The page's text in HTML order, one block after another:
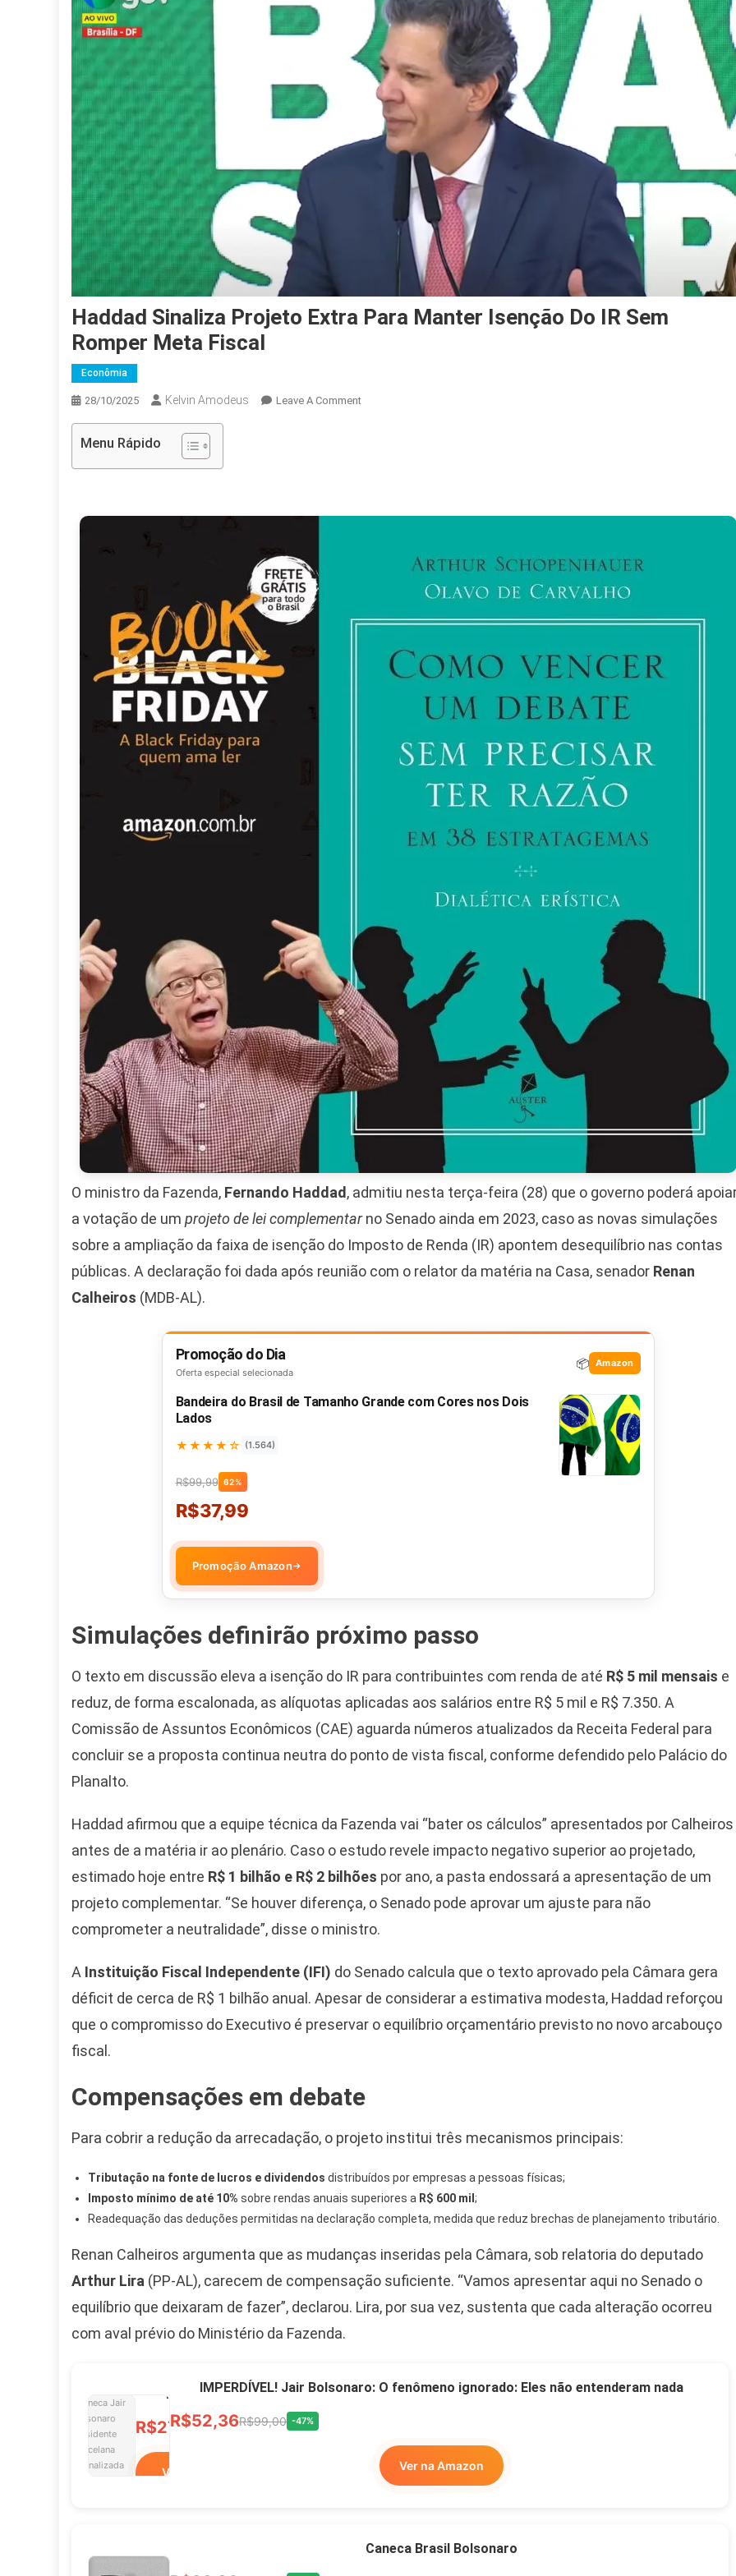
Haddad Sinaliza Projeto Extra Para Manter Isenção Do IR Sem
Romper Meta Fiscal
Econômia
28/10/2025 Kelvin Amodeus Leave A CommentOn
Manter
Meta
Menu Rápido
O ministro da Fazenda, Fernando Haddad , admitiu nesta terça-feira (28) que o governo poderá
a votação de um projeto de lei complementarno Senado ainda em 2023, caso as novas simulações
sobre a ampliação da faixa de isenção do Imposto de Renda (IR) apontem desequilíbrio nas contas
públicas. A declaração foi dada após reunião com o relator da matéria na Casa, senador Renan
Calheiros (MDB-AL).
Promoção do Dia
Oferta especial selecionada
📦 Amazon
Bandeira do Brasil de Tamanho Grande com Cores nos Dois
Lados
★★★★☆ (1.564)
R$99,99 62%
R$37,99
Promoção Amazon→
Simulações definirão próximo passo
O texto em discussão eleva a isenção do IR para contribuintes com renda de até R$ 5 mil mensais e
reduz, de forma escalonada, as alíquotas aplicadas aos salários entre R$ 5 mil e R$ 7.350. A
Comissão de Assuntos Econômicos (CAE) aguarda números atualizados da Receita Federal para
concluir se a proposta continua neutra do ponto de vista fiscal, conforme defendido pelo Palácio do
Planalto.
Haddad afirmou que a equipe técnica da Fazenda vai “bater os cálculos” apresentados por Calheiros
antes de a matéria ir ao plenário. Caso o estudo revele impacto negativo superior ao projetado,
estimado hoje entre R$ 1 bilhão e R$ 2 bilhões por ano, a pasta endossará a apresentação de um
projeto complementar. “Se houver diferença, o Senado pode aprovar um ajuste para não
comprometer a neutralidade”, disse o ministro.
A Instituição Fiscal Independente (IFI) do Senado calcula que o texto aprovado pela Câmara gera
déficit de cerca de R$ 1 bilhão anual. Apesar de considerar a estimativa modesta, Haddad reforçou
que o compromisso do Executivo é preservar o equilíbrio orçamentário previsto no novo arcabouço
fiscal.
Compensações em debate
Para cobrir a redução da arrecadação, o projeto institui três mecanismos principais:
Tributação na fonte de lucros e dividendos distribuídos por empresas a pessoas físicas;
Imposto mínimo de até 10% sobre rendas anuais superiores a R$ 600 mil ;
Readequação das deduções permitidas na declaração completa, medida que reduz brechas de planejamento tributário.
Renan Calheiros argumenta que as mudanças inseridas pela Câmara, sob relatoria do deputado
Arthur Lira (PP-AL), carecem de compensação suficiente. “Vamos apresentar aqui no Senado o
equilíbrio que deixaram de fazer”, declarou. Lira, por sua vez, sustenta que cada alteração ocorreu
com aval prévio do Ministério da Fazenda.
Camiseta Camisa
Bolsonaro Presidente
10,00 S/JUROS
R$60,00R$99,00 -39%
Ver no MERCADO
LIVRE
Presidente Porcelana
Personalizada
R$27,99R$49,00 -43%
Ver no MERCADO
IMPERDÍVEL! Jair Bolsonaro: O fenômeno ignorado: Eles não entenderam nada
R$52,36R$99,00 -47%
Ver na Amazon
Caneca Brasil Bolsonaro